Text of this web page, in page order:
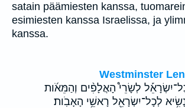
satain päämiesten kanssa,
esimiesten kanssa Israelissa, ja
kanssa.
Westminster
לְשָׂרֵי֩ הָאֲלָפִ֨ים וְהַמֵּאֹ֜ות
לְכָל־יִשְׂרָאֵ֖ל רָאשֵׁ֥י הָאָבֹֽות׃